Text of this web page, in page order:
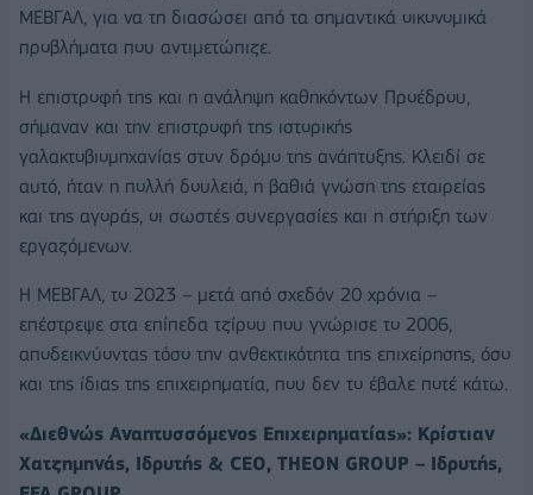
ΜΕΒΓΑΛ, για να τη διασώσει από τα σημαντικά οικονομικά
προβλήματα που αντιμετώπιζε.
Η επιστροφή της και η ανάληψη καθηκόντων Προέδρου,
σήμαναν και την επιστροφή της ιστορικής
γαλακτοβιομηχανίας στον δρόμο της ανάπτυξης. Κλειδί σε
αυτό, ήταν η πολλή δουλειά, η βαθιά γνώση της εταιρείας
και της αγοράς, οι σωστές συνεργασίες και η στήριξη των
εργαζόμενων.
Η ΜΕΒΓΑΛ, το 2023 – μετά από σχεδόν 20 χρόνια –
επέστρεψε στα επίπεδα τζίρου που γνώρισε το 2006,
αποδεικνύοντας τόσο την ανθεκτικότητα της επιχείρησης, όσο
και της ίδιας της επιχειρηματία, που δεν το έβαλε ποτέ κάτω.
«Διεθνώς Αναπτυσσόμενος Επιχειρηματίας»: Κρίστιαν
Χατζημηνάς, Ιδρυτής & CEO, THEON GROUP – Ιδρυτής,